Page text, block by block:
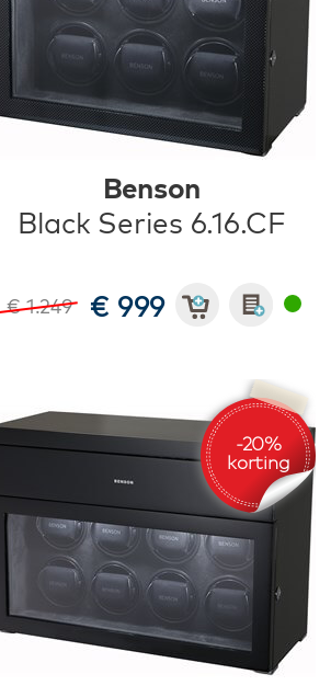
Benson
Black Series 6.16.CF
€ 1.249 € 999